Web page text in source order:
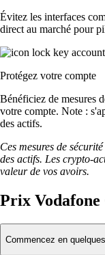
Évitez les interfaces
direct au marché pour
Protégez votre compte
Bénéficiez de mesures
votre compte. Note :
des actifs.
Ces mesures de
des actifs. Les crypto-
valeur de vos avoirs.
Prix Vodafone
Commencez en